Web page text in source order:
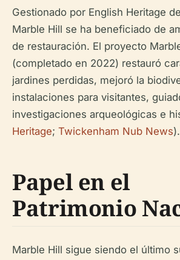
Gestionado por English Heritage
Marble Hill se ha beneficiado de
de restauración. El proyecto
(completado en 2022) restauró
jardines perdidas, mejoró la
instalaciones para visitantes,
investigaciones arqueológicas e
Heritage; Twickenham Nub News).
Papel en el
Patrimonio
Marble Hill sigue siendo el último